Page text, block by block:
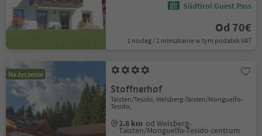
Südtirol Guest Pass
Od 70€
1 nocleg / 1 mieszkanie w tym podatek VAT
Na życzenie
Stoffnerhof
Taisten/Tesido, Welsberg-Taisten/Monguelfo-
Tesido,
2.8 km od Welsberg-
Taisten/Monguelfo-Tesido centrum